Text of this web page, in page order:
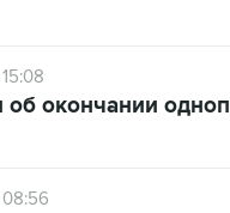
об окончании